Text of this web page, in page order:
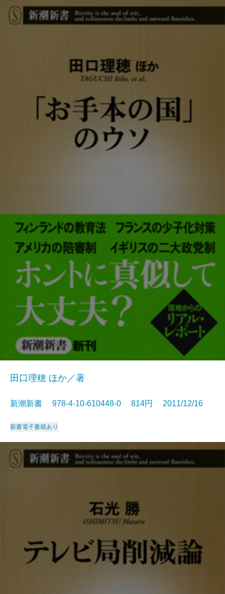
田口理穂 ほか／著
新潮新書 978-4-10-610448-0 814円 2011/12/16
新書電子書籍あり